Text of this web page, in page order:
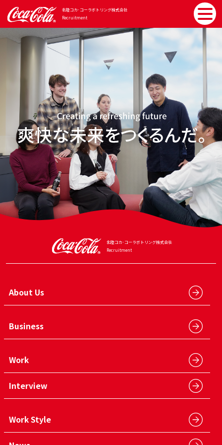
北陸コカ･コーラボトリング株式会社
Recruitment
北陸コカ･コーラボトリング株式会社
Recruitment
About Us
Business
Work
Interview
Work Style